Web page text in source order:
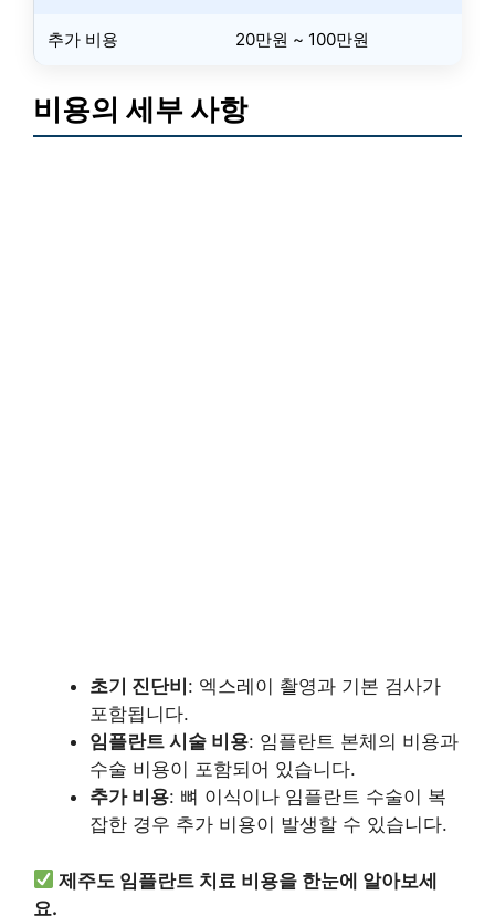
추가 비용 20만원 ~ 100만원
비용의 세부 사항
초기 진단비 : 엑스레이 촬영과 기본 검사가
포함됩니다.
임플란트 시술 비용: 임플란트 본체의 비용과
수술 비용이 포함되어 있습니다.
추가 비용: 뼈 이식이나 임플란트 수술이 복
잡한 경우 추가 비용이 발생할 수 있습니다.
제주도 임플란트 치료 비용을 한눈에 알아보세
요.